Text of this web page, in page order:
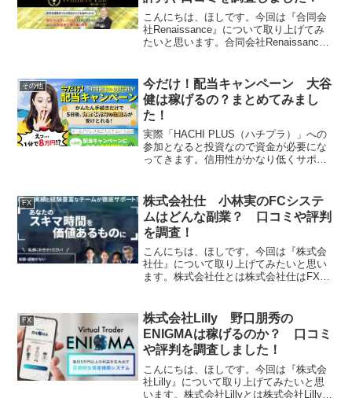
こんにちは、ほしです。今回は『合同会
社Renaissance』について取り上げてみ
たいと思います。合同会社Renaissance
証していきたいと思います！特...
その他
今だけ！配当キャンペーン 大谷
健は稼げるの？まとめてみまし
た！
実際「HACHI PLUS（ハチプラ）」への
参加となると投資なので資金が必要にな
ってきます。信用性がかなり低くサポー
個人的には配当キャンペーンへの参加は
おすすめしません！
FX
株式会社仕 小林実のFCシステ
ムはどんな副業？ 口コミや評判
を調査！
こんにちは、ほしです。今回は『株式会
社仕』について取り上げてみたいと思い
ます。株式会社仕とは株式会社仕はFXの
商取引法に基づく表記販売社名株式会社
仕運営統括責任者小林実...
FX
株式会社Lilly 野口朋秀の
ENIGMAは稼げるのか？ 口コミ
や評判を調査しました！
こんにちは、ほしです。今回は『株式会
社Lilly』について取り上げてみたいと思
います。株式会社Lillyとは株式会社Lillyは